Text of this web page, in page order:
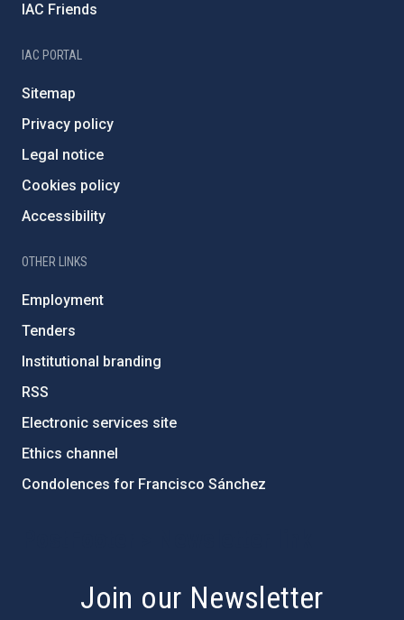
IAC Friends
IAC PORTAL
Sitemap
Privacy policy
Legal notice
Cookies policy
Accessibility
OTHER LINKS
Employment
Tenders
Institutional branding
RSS
Electronic services site
Ethics channel
Condolences for Francisco Sánchez
Join our Newsletter